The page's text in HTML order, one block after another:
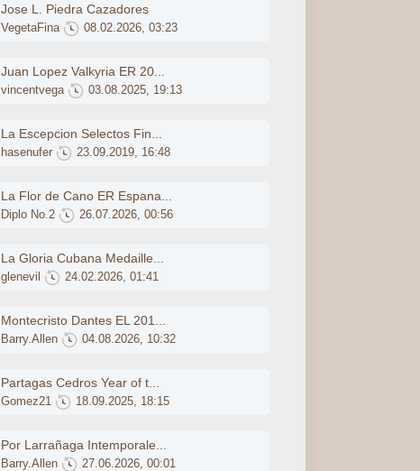
Jose L. Piedra Cazadores
VegetaFina 08.02.2026, 03:23
Juan Lopez Valkyria ER 20...
vincentvega 03.08.2025, 19:13
La Escepcion Selectos Fin...
hasenufer 23.09.2019, 16:48
La Flor de Cano ER Espana...
Diplo No.2 26.07.2026, 00:56
La Gloria Cubana Medaille...
glenevil 24.02.2026, 01:41
Montecristo Dantes EL 201...
Barry.Allen 04.08.2026, 10:32
Partagas Cedros Year of t...
Gomez21 18.09.2025, 18:15
Por Larrañaga Intemporale...
Barry.Allen 27.06.2026, 00:01